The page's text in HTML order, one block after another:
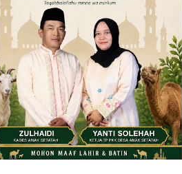
Friday, 7 August